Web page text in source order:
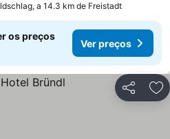
a 14.3 km de Freistadt
os preços
Ver preços
Partilhar